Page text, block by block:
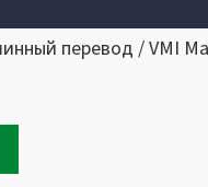
перевод / VMI